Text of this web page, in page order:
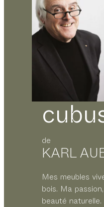
de
KARL
Mes meubles
bois. Ma
beauté naturelle.